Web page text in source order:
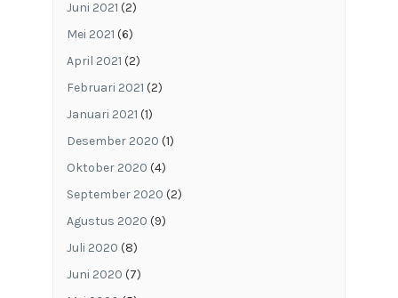
Juni 2021 (2)
Mei 2021 (6)
April 2021 (2)
Februari 2021 (2)
Januari 2021 (1)
Desember 2020 (1)
Oktober 2020 (4)
September 2020 (2)
Agustus 2020 (9)
Juli 2020 (8)
Juni 2020 (7)